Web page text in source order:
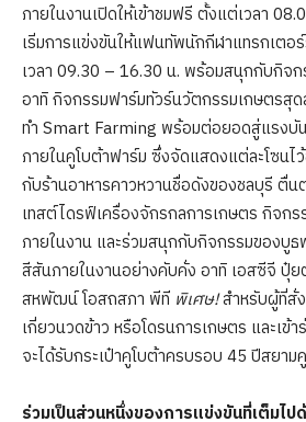
ภายในงานเปิดให้เข้าชมฟรี ตั้งแต่เวลา
เริ่มการแข่งขันให้แฟนทัพนักกีฬาแทรกเตอ
เวลา 09.30 – 16.30 น. พร้อมสนุกกับกิจก
อาทิ กิจกรรมฟาร์มทัวร์นวัตกรรมเกษตรสุ
ทำ Smart Farming พร้อมต่อยอดสู่แรงบัน
ภายในคูโบต้าฟาร์ม ซึ่งจัดแสดงแต่ละโซนไ
กับร้านอาหารคาวหวานชื่อดังของชลบุรี ตื่น
เทสต์ไดรฟ์เครื่องจักรกลการเกษตร กิจก
ภายในงาน และร่วมสนุกกับกิจกรรมของบู
สีสันภายในงานอย่างคับคั่ง อาทิ เอสซีจี ปุ๋
สหพัฒน์ โอสถสภา พีที พิเศษ!สำหรับผู้ที่สั่
เกี่ยวนวดข้าว หรือโดรนการเกษตร และเข้
จะได้รับกระเป๋าคูโบต้าครบรอบ 45 ปีสยาม
ร่วมเป็นส่วนหนึ่งของการแข่งขันที่เต็มไ